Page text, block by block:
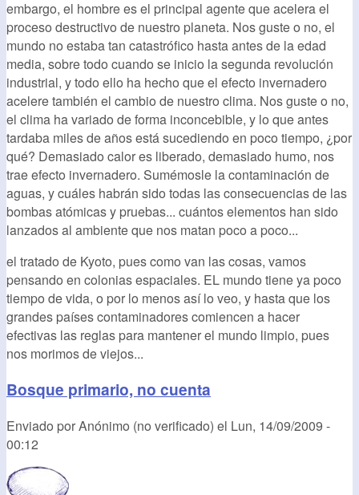
embargo, el hombre es el principal agente que acelera el
proceso destructivo de nuestro planeta. Nos guste o no, el
mundo no estaba tan catastrófico hasta antes de la edad
media, sobre todo cuando se inicio la segunda revolución
industrial, y todo ello ha hecho que el efecto invernadero
acelere también el cambio de nuestro clima. Nos guste o no,
el clima ha variado de forma inconcebible, y lo que antes
tardaba miles de años está sucediendo en poco tiempo, ¿por
qué? Demasiado calor es liberado, demasiado humo, nos
trae efecto invernadero. Sumémosle la contaminación de
aguas, y cuáles habrán sido todas las consecuencias de las
bombas atómicas y pruebas... cuántos elementos han sido
lanzados al ambiente que nos matan poco a poco...
el tratado de Kyoto, pues como van las cosas, vamos
pensando en colonias espaciales. EL mundo tiene ya poco
tiempo de vida, o por lo menos así lo veo, y hasta que los
grandes países contaminadores comiencen a hacer
efectivas las reglas para mantener el mundo limpio, pues
nos morimos de viejos...
Bosque primario, no cuenta
Enviado porAnónimo (no verificado) el Lun, 14/09/2009 -
00:12